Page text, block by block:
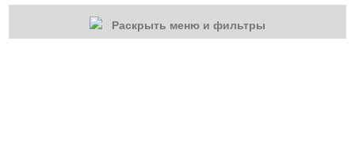
Раскрыть меню и фильтры